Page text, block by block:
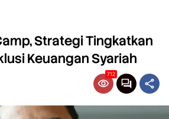
Strategi Tingkatkan
Keuangan Syariah
712